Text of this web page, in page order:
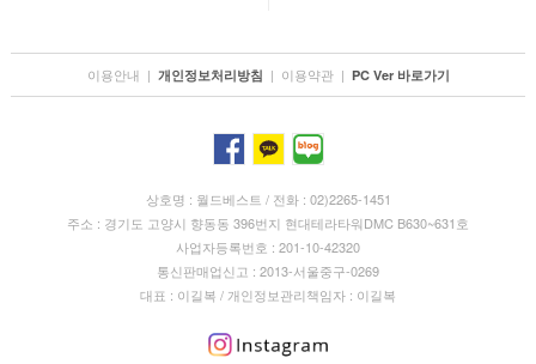
이용안내 | 개인정보처리방침 | 이용약관 | PC Ver 바로가기
상호명 : 월드베스트 / 전화 : 02)2265-1451
주소 : 경기도 고양시 향동동 396번지 현대테라타워DMC B630~631호
사업자등록번호 : 201-10-42320
통신판매업신고 : 2013-서울중구-0269
대표 : 이길복 / 개인정보관리책임자 : 이길복